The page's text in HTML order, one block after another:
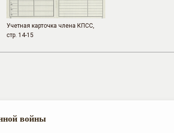
Учетная карточка члена КПСС,
стр. 14-15
войны